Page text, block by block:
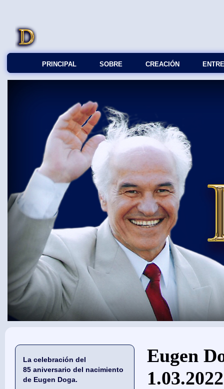
PRINCIPAL SOBRE СREACIÓN
La celebración del
85 aniversario del nacimiento
de Eugen Doga.
Usted está aquí
Eugen
1.03.2022